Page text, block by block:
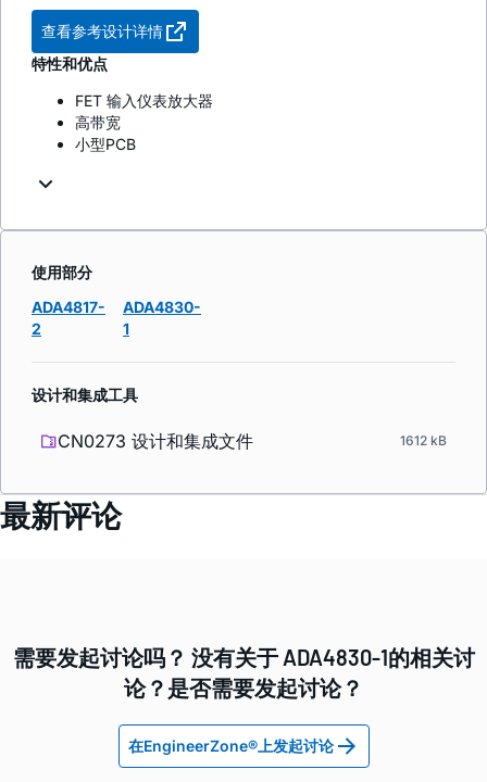
查看参考设计详情
特性和优点
FET 输入仪表放大器
高带宽
小型PCB
使用部分
ADA4817-
2
ADA4830-
1
设计和集成工具
CN0273 设计和集成文件 1612 kB
最新评论
需要发起讨论吗？ 没有关于 ADA4830-1的相关讨
论？是否需要发起讨论？
在EngineerZone®上发起讨论